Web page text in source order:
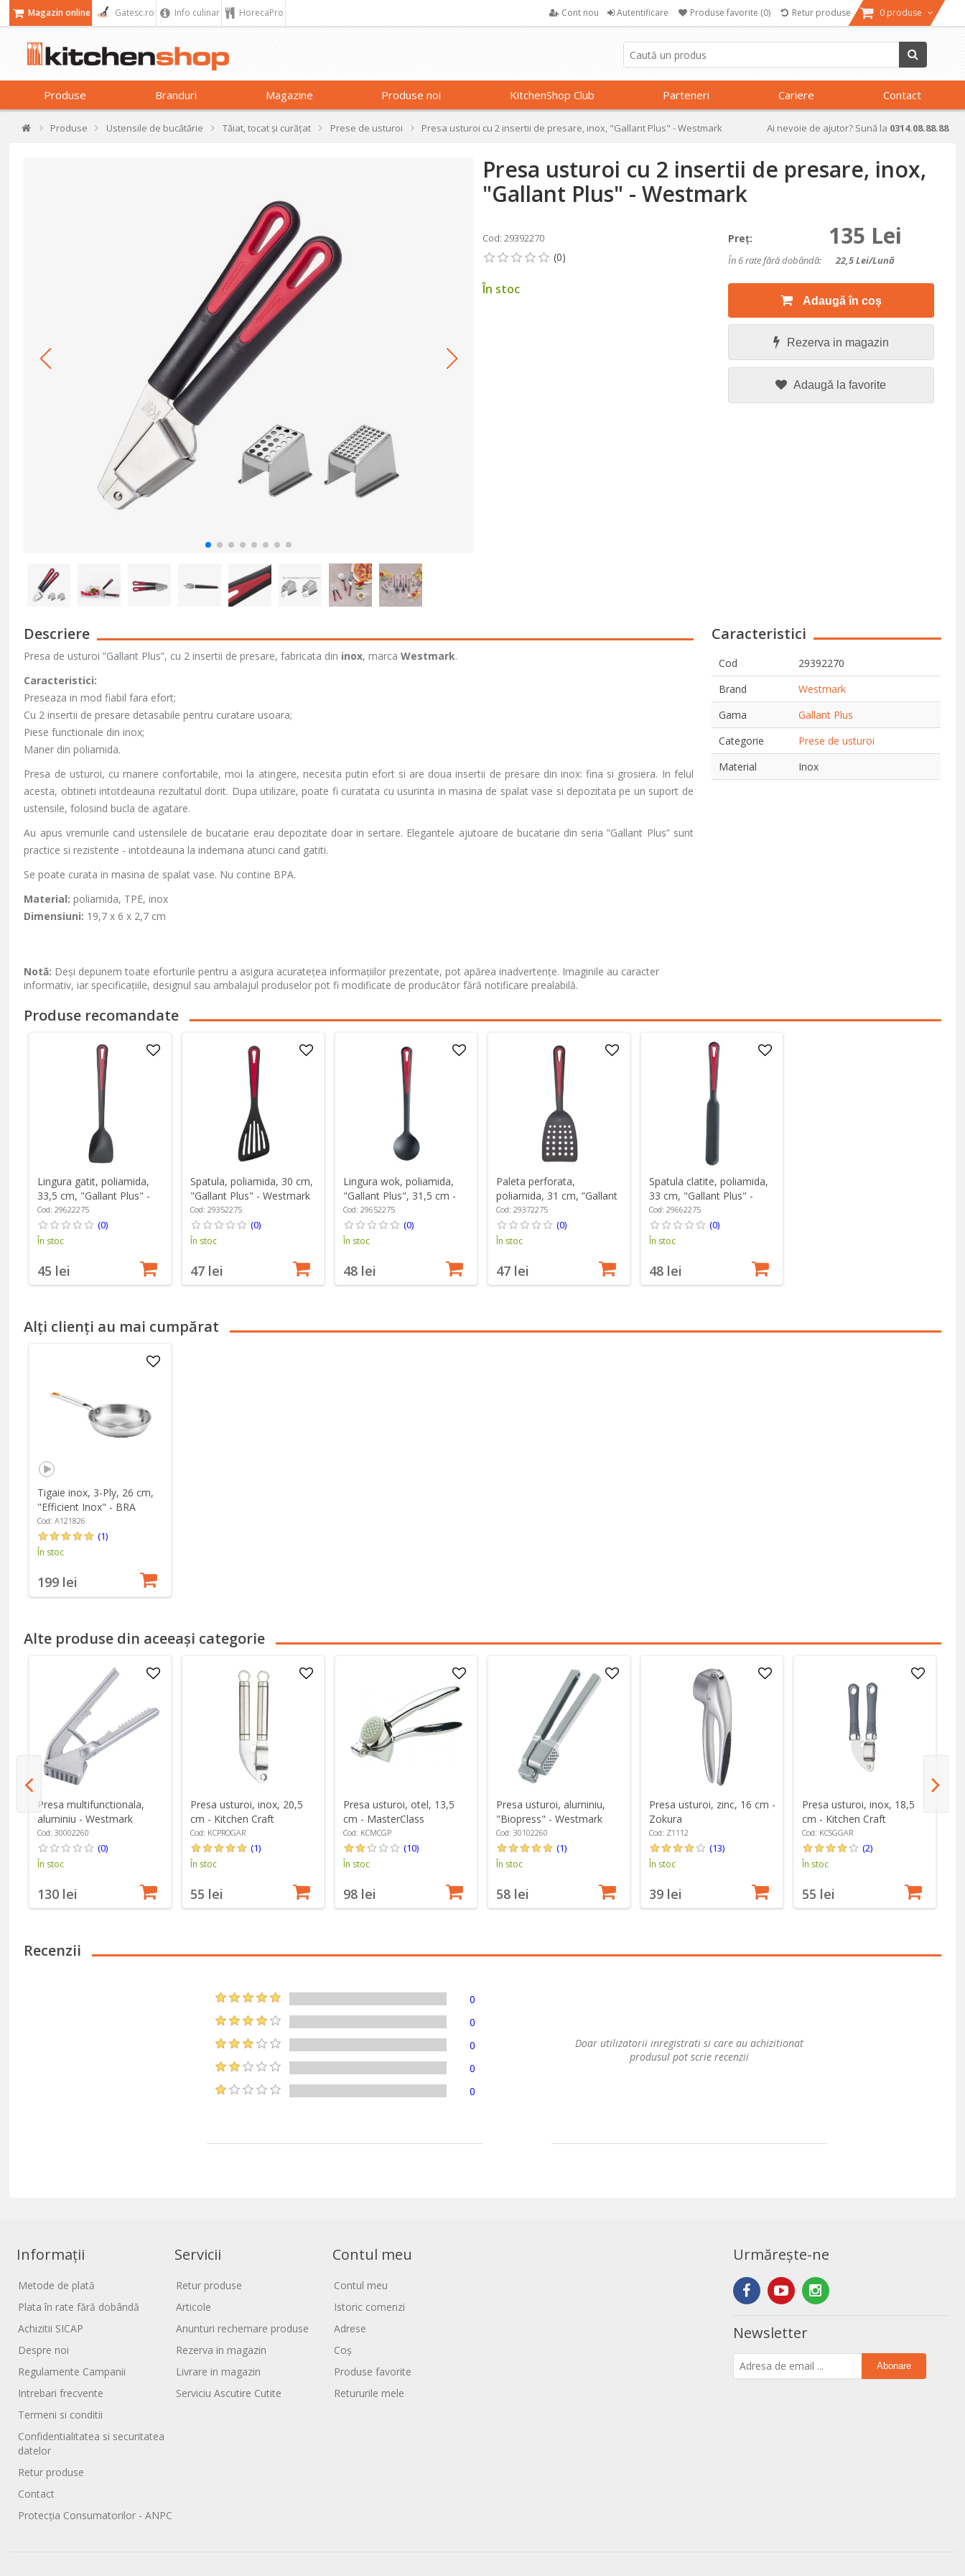
Magazin online Gatesc.ro Info culinar HorecaPro Cont nou Autentificare Produse favorite (0) Retur produse 0 produse
Produse Branduri Magazine Produse noi KitchenShop Club Parteneri Cariere Contact
Produse Ustensile de bucătărie Tăiat, tocat și curățat Prese de usturoi Presa usturoi cu 2 insertii de presare, inox, "Gallant Plus" - Westmark Ai nevoie de ajutor? Sună la 0314.08.88.88
Presa usturoi cu 2 insertii de presare, inox,
"Gallant Plus" - Westmark
Cod: 29392270
În stoc
Preţ: 135 Lei
În 6 rate fără dobândă: 22,5Lei/lună
Adaugă în coș
Rezerva in magazin
Adaugă la favorite
Descriere
Presa de usturoi ”Gallant Plus”, cu 2 insertii de presare, fabricata din inox, marcaWestmark.
Caracteristici:
Preseaza in mod fiabil fara efort;
Cu 2 insertii de presare detasabile pentru curatare usoara;
Piese functionale din inox;
Maner din poliamida.
Presa de usturoi, cu manere confortabile, moi la atingere, necesita putin efort si are doua insertii de presare din inox: fina si grosiera. In felul
acesta, obtineti intotdeauna rezultatul dorit. Dupa utilizare, poate fi curatata cu usurinta in masina de spalat vase si depozitata pe un suport de
ustensile, folosind bucla de agatare.
Au apus vremurile cand ustensilele de bucatarie erau depozitate doar in sertare. Elegantele ajutoare de bucatarie din seria ”Gallant Plus” sunt
practice si rezistente - intotdeauna la indemana atunci cand gatiti.
Se poate curata in masina de spalat vase. Nu contine BPA.
Material: poliamida, TPE, inox
Dimensiuni: 19,7 x 6 x 2,7 cm
Caracteristici
Cod
29392270
Brand
Westmark
Gama
Gallant Plus
Categorie
Prese de usturoi
Material
Inox
Notă: Deși depunem toate eforturile pentru a asigura acuratețea informațiilor prezentate, pot apărea inadvertențe. Imaginile au caracter
informativ, iar specificațiile, designul sau ambalajul produselor pot fi modificate de producător fără notificare prealabilă.
Produse recomandate
Lingura gatit, poliamida,
33,5 cm, "Gallant Plus" -
Westmark
Cod: 29622275
(0)
În stoc
45 lei
Spatula, poliamida, 30 cm,
"Gallant Plus" - Westmark
Cod: 29352275
(0)
În stoc
47 lei
Lingura wok, poliamida,
"Gallant Plus", 31,5 cm -
Westmark
Cod: 29652275
(0)
În stoc
48 lei
Paleta perforata,
poliamida, 31 cm, ”Gallant
Plus” - Westmark
Cod: 29372275
(0)
În stoc
47 lei
Spatula clatite, poliamida,
33 cm, "Gallant Plus" -
Westmark
Cod: 29662275
(0)
În stoc
48 lei
Alți clienți au mai cumpărat
Tigaie inox, 3-Ply, 26 cm,
"Efficient Inox" - BRA
Cod: A121826
(1)
În stoc
199 lei
Alte produse din aceeași categorie
Presa multifunctionala,
aluminiu - Westmark
Cod: 30002260
(0)
În stoc
130 lei
Presa usturoi, inox, 20,5
cm - Kitchen Craft
Cod: KCPROGAR
(1)
În stoc
55 lei
Presa usturoi, otel, 13,5
cm - MasterClass
Cod: KCMCGP
(10)
În stoc
98 lei
Presa usturoi, aluminiu,
"Biopress" - Westmark
Cod: 30102260
(1)
În stoc
58 lei
Presa usturoi, zinc, 16 cm -
Zokura
Cod: Z1112
(13)
În stoc
39 lei
Presa usturoi, inox, 18,5
cm - Kitchen Craft
Cod: KCSGGAR
(2)
În stoc
55 lei
Recenzii
0
0
0
0
0
Doar utilizatorii inregistrati si care au achizitionat
produsul pot scrie recenzii
Informații
Metode de plată
Plata în rate fără dobândă
Achizitii SICAP
Despre noi
Regulamente Campanii
Intrebari frecvente
Termeni si conditii
Confidentialitatea si securitatea
datelor
Retur produse
Contact
Protecția Consumatorilor - ANPC
Servicii
Retur produse
Articole
Anunturi rechemare produse
Rezerva in magazin
Livrare in magazin
Serviciu Ascutire Cutite
Contul meu
Contul meu
Istoric comenzi
Adrese
Coș
Produse favorite
Retururile mele
Urmărește-ne
Newsletter
Abonare